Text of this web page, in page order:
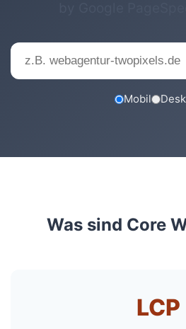
Mobil
Was sind Core
LCP